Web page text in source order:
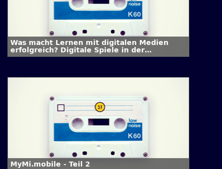
Was macht Lernen mit digitalen Medien
erfolgreich? Digitale Spiele in der
Hochschule
MyMi.mobile - Teil 2